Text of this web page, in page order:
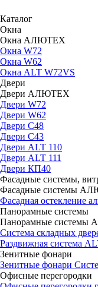
Каталог
Окна
Окна АЛЮТЕХ
Окна W72
Окна W62
Окна ALT W72VS
Двери
Двери АЛЮТЕХ
Двери W72
Двери W62
Двери C48
Двери С43
Двери ALT 110
Двери ALT 111
Двери КП40
Фасадные системы,
Фасадные системы
Фасадная остекление
Панорамные системы
Панорамные
Система складных
Раздвижная система
Зенитные фонари
Зенитные фонари
Офисные перегородки